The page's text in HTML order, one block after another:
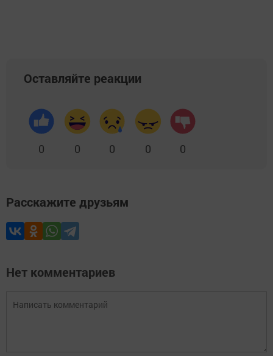
Оставляйте реакции
0 0 0 0 0
Расскажите друзьям
Нет комментариев